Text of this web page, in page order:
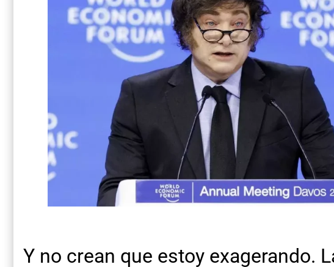
Y no crean que estoy exagerando.